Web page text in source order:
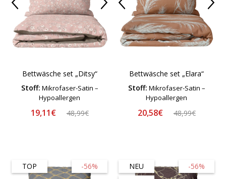
Bettwäsche set „Ditsy“
Stoff: Mikrofaser-Satin –
Hypoallergen
19,11€ 48,99€
Bettwäsche set „Elara“
Stoff: Mikrofaser-Satin –
Hypoallergen
20,58€ 48,99€
-56%
TOP -56%
NEU